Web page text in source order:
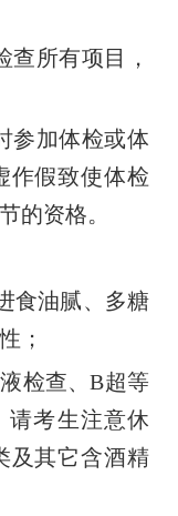
查所有项目，
参加体检或体
作假致使体检
的资格。
食油腻、多糖
；
检查、B超等
请考生注意休
及其它含酒精